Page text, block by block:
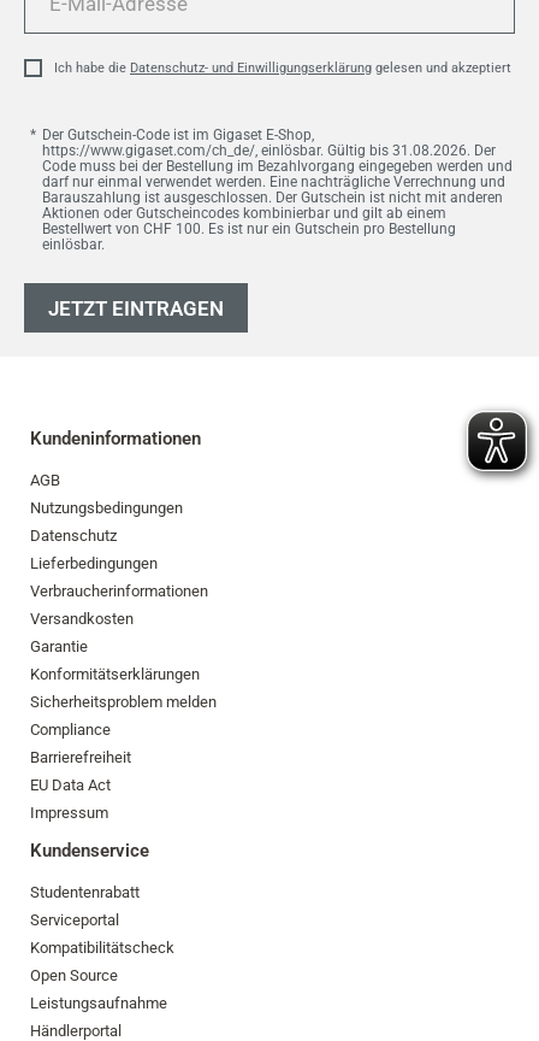
Mail-
Ich habe die Datenschutz- und Einwilligungserklärung gelesen und akzeptiert
Der Gutschein-Code ist im Gigaset E-Shop,
https://www.gigaset.com/ch_de/, einlösbar. Gültig bis 31.08.2026. Der
Code muss bei der Bestellung im Bezahlvorgang eingegeben werden und
darf nur einmal verwendet werden. Eine nachträgliche Verrechnung und
Barauszahlung ist ausgeschlossen. Der Gutschein ist nicht mit anderen
Aktionen oder Gutscheincodes kombinierbar und gilt ab einem
Bestellwert von CHF 100. Es ist nur ein Gutschein pro Bestellung
einlösbar.
JETZT EINTRAGEN
Kundeninformationen
AGB
Nutzungsbedingungen
Datenschutz
Lieferbedingungen
Verbraucherinformationen
Versandkosten
Garantie
Konformitätserklärungen
Sicherheitsproblem melden
Compliance
Barrierefreiheit
EU Data Act
Impressum
Kundenservice
Studentenrabatt
Serviceportal
Kompatibilitätscheck
Open Source
Leistungsaufnahme
Händlerportal